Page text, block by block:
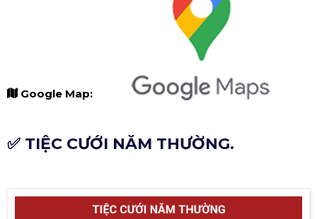
Google Map:
✅ TIỆC CƯỚI NĂM THƯỜNG.